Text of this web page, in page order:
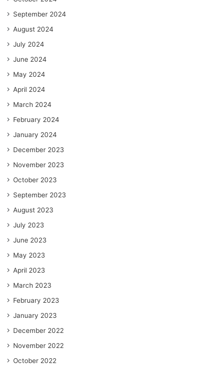
September 2024
August 2024
July 2024
June 2024
May 2024
April 2024
March 2024
February 2024
January 2024
December 2023
November 2023
October 2023
September 2023
August 2023
July 2023
June 2023
May 2023
April 2023
March 2023
February 2023
January 2023
December 2022
November 2022
October 2022